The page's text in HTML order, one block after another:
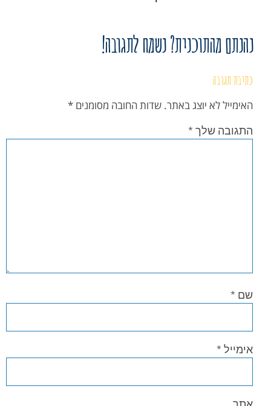
נהנתם מהתוכנית? נשמח לתגובה!
כתיבת תגובה
האימייל לא יוצג באתר. שדות החובה מסומנים *
התגובה שלך *
שם *
אימייל *